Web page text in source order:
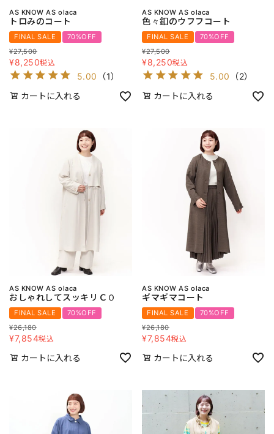
AS KNOW AS olaca
トロみのコート
FINAL SALE
70%OFF
¥27,500
¥8,250税込
5.00 （1）
カートに入れる
AS KNOW AS olaca
色々釦のウフフコート
FINAL SALE
70%OFF
¥27,500
¥8,250税込
5.00 （2）
カートに入れる
AS KNOW AS olaca
おしゃれしてスッキリＣＯ
FINAL SALE
70%OFF
¥26,180
¥7,854税込
カートに入れる
AS KNOW AS olaca
ギマギマコート
FINAL SALE
70%OFF
¥26,180
¥7,854税込
カートに入れる